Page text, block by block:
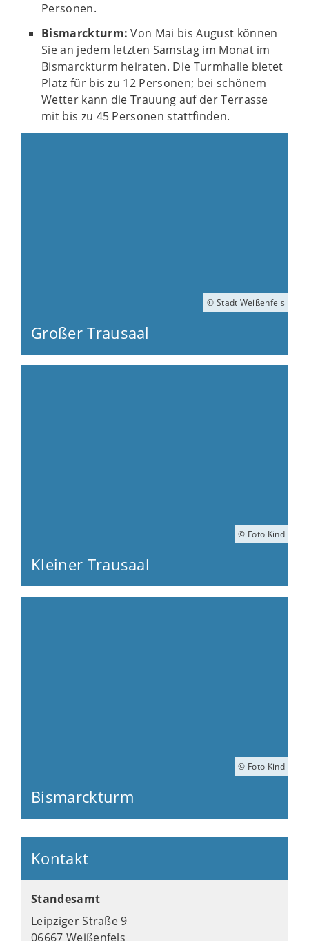
Personen.
Bismarckturm: Von Mai bis August können
Sie an jedem letzten Samstag im Monat im
Bismarckturm heiraten. Die Turmhalle bietet
Platz für bis zu 12 Personen; bei schönem
Wetter kann die Trauung auf der Terrasse
mit bis zu 45 Personen stattfinden.
© Stadt Weißenfels
Großer Trausaal
© Foto Kind
Kleiner Trausaal
© Foto Kind
Bismarckturm
Kontakt
Standesamt
Leipziger Straße 9
06667 Weißenfels